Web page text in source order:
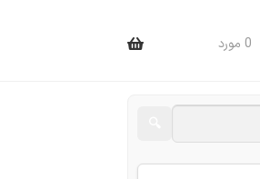
0 مورد